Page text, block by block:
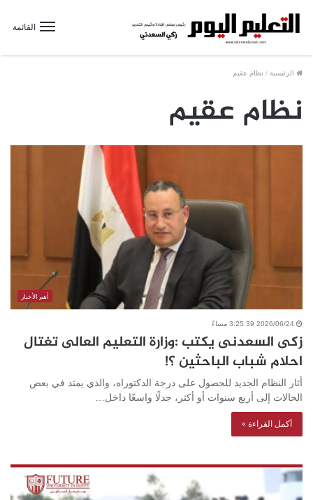
القائمة
الرئيسية / نظام عقيم
نظام عقيم
أهم الأخبار
2026/06/24 3:25:39 مساءً
زكى السعدنى يكتب :وزارة التعليم العالى تغتال
احلام شباب الباحثين ؟!
أثار النظام الجديد للحصول على درجة الدكتوراه، والذي يمتد في بعض
الحالات إلى أربع سنوات أو أكثر، جدلًا واسعًا داخل…
أكمل القراءة »